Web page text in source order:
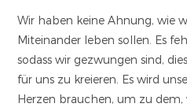
Wir haben keine Ahnung, wie
Miteinander leben sollen. Es
sodass wir gezwungen sind,
für uns zu kreieren. Es wird
Herzen brauchen, um zu dem,